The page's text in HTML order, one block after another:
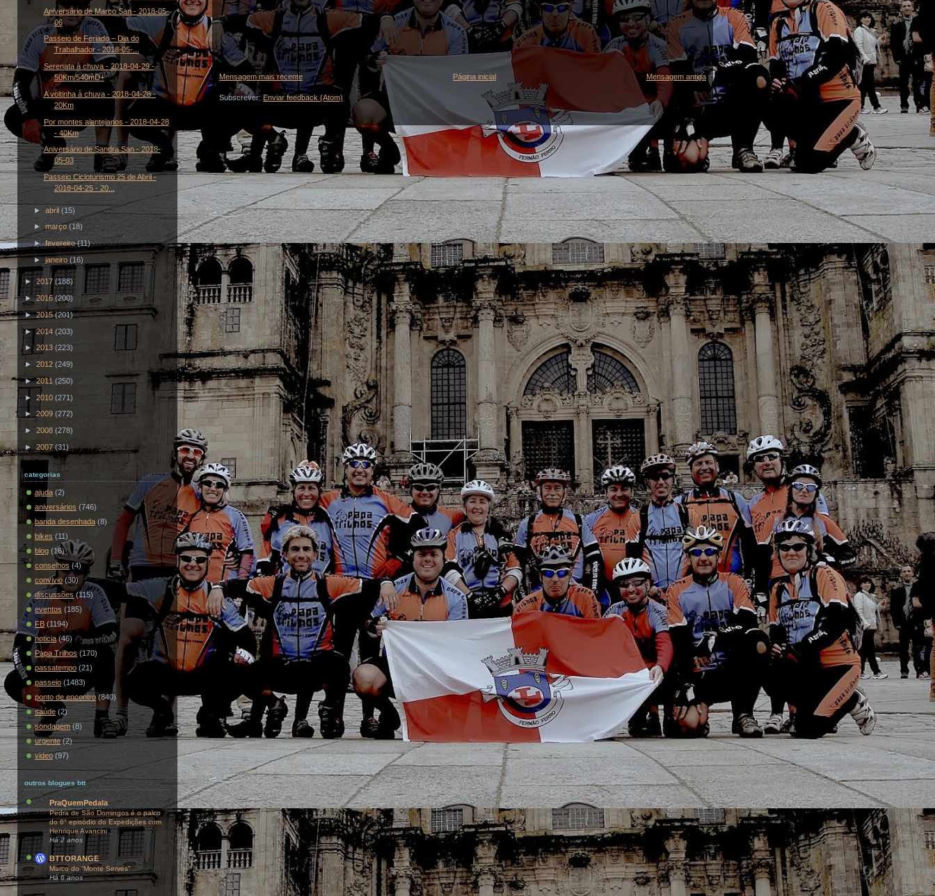
Aniversário de Marco San - 2018-05-
06
Passeio de Feriado – Dia do
Trabalhador - 2018-05-...
Serenata à chuva - 2018-04-29 -
50Km/540mD+
A voltinha à chuva - 2018-04-28 -
20Km
Por montes alentejanos - 2018-04-28
- 40Km
Aniversário de Sandra San - 2018-
05-03
Passeio Cicloturismo 25 de Abril -
2018-04-25 - 20...
►abril(15)
►março(18)
►fevereiro(11)
►janeiro(16)
►2017(188)
►2016(200)
►2015(201)
►2014 (203)
► 2013 (223)
► 2012 (249)
►2011 (250)
► 2010 (271)
► 2009 (272)
► 2008 (278)
► 2007 (31)
categorias
ajuda (2)
aniversários (746)
banda desenhada (8)
bikes (11)
blog (16)
conselhos (4)
convivio (30)
discussões (115)
eventos (185)
FB (1194)
noticia (46)
Papa Trilhos (170)
passatempo (21)
passeio (1483)
ponto de encontro (840)
saúde (2)
sondagem (8)
urgente (2)
video (97)
outros blogues btt
PraQuemPedala
Pedra de São Domingos é o palco
do 6° episódio do Expedições com
Henrique Avancini
Há 2 anos
BTTORANGE
Marco do “Monte Serves”
Há 6 anos
Mensagem mais recente Mensagem antiga
Página inicial
Subscrever: Enviar feedback (Atom)